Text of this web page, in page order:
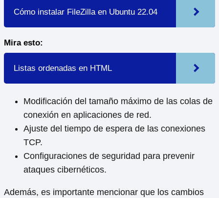
Cómo instalar FileZilla en Ubuntu 22.04
Mira esto:
Listas ordenadas en HTML
Modificación del tamaño máximo de las colas de
conexión en aplicaciones de red.
Ajuste del tiempo de espera de las conexiones
TCP.
Configuraciones de seguridad para prevenir
ataques cibernéticos.
Además, es importante mencionar que los cambios